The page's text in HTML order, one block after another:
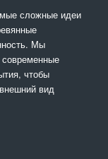
сложные идеи
Мы
чтобы
вид